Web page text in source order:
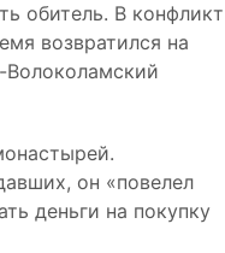
обитель. В конфликт
возвратился на
он «повелел
деньги на покупку